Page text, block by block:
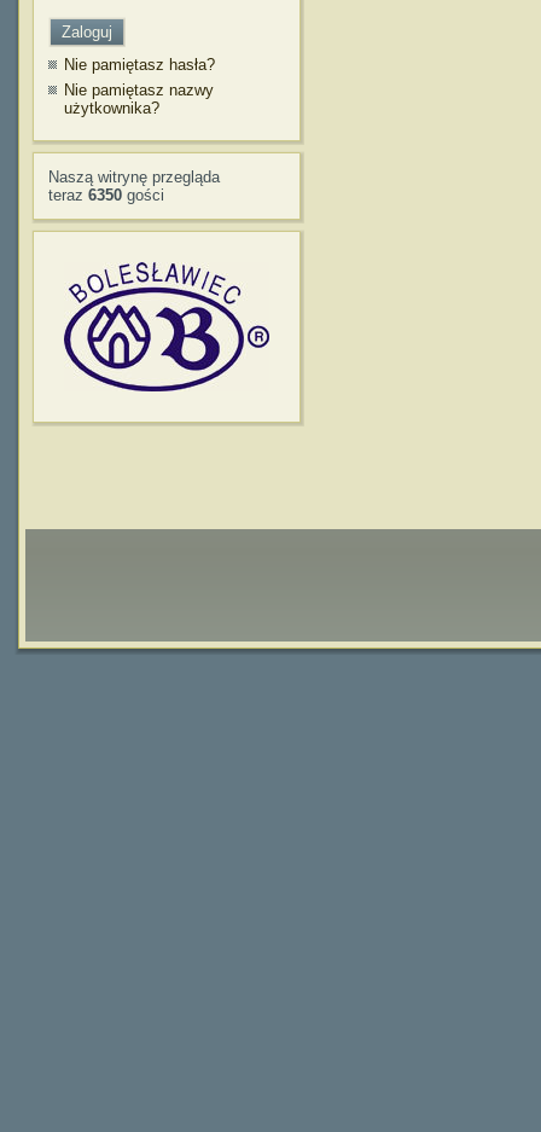
Nie pamiętasz hasła?
Nie pamiętasz nazwy
użytkownika?
Naszą witrynę przegląda
teraz 6350 gości